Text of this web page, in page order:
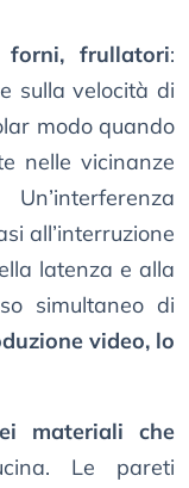
forni, frullatori:
sulla velocità di
modo quando
nelle vicinanze
all’interruzione
latenza e alla
simultaneo di
video, lo
materiali che
Le pareti